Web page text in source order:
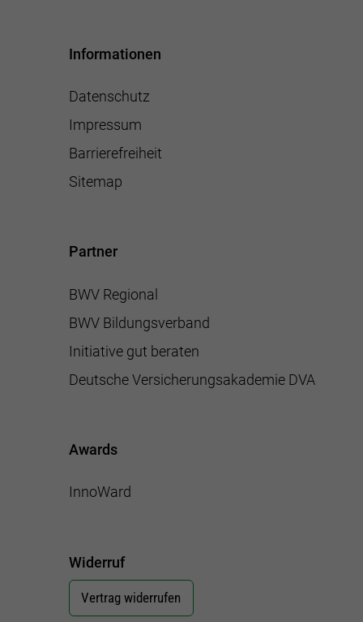
Informationen
Datenschutz
Impressum
Barrierefreiheit
Sitemap
Partner
BWV Regional
BWV Bildungsverband
Initiative gut beraten
Deutsche Versicherungsakademie DVA
Awards
InnoWard
Widerruf
Vertrag widerrufen